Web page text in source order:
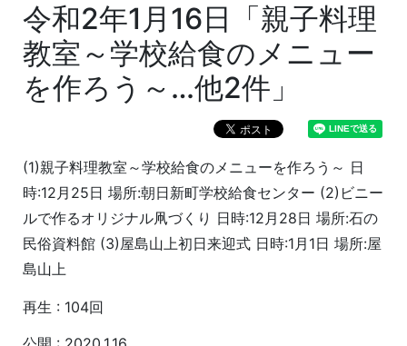
令和2年1月16日「親子料理
教室～学校給食のメニュー
を作ろう～…他2件」
(1)親子料理教室～学校給食のメニューを作ろう～ 日
時:12月25日 場所:朝日新町学校給食センター (2)ビニー
ルで作るオリジナル凧づくり 日時:12月28日 場所:石の
民俗資料館 (3)屋島山上初日来迎式 日時:1月1日 場所:屋
島山上
再生 : 104回